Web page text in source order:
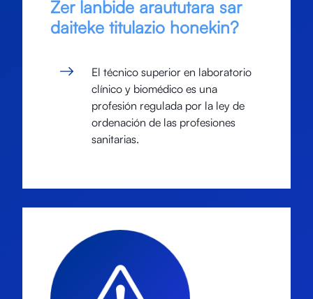
Zer lanbide araututara sar
daiteke titulazio honekin?
El técnico superior en laboratorio
clínico y biomédico es una
profesión regulada por la ley de
ordenación de las profesiones
sanitarias.